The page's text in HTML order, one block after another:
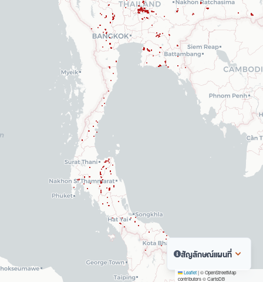
Leaflet|© OpenStreetMap
contributors © CartoDB
สัญลักษณ์แผนที่